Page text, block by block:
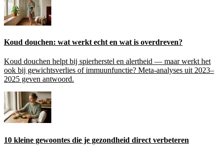
Koud douchen: wat werkt echt en wat is overdreven?
Koud douchen helpt bij spierherstel en alertheid — maar werkt het
ook bij gewichtsverlies of immuunfunctie? Meta-analyses uit 2023–
2025 geven antwoord.
10 kleine gewoontes die je gezondheid direct verbeteren